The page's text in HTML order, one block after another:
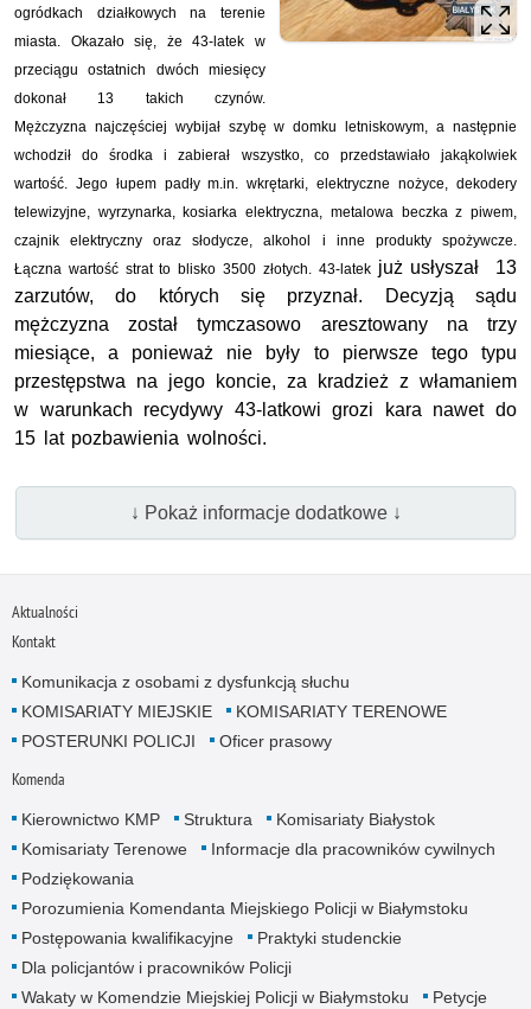
ogródkach działkowych na terenie
miasta. Okazało się, że 43-latek w
przeciągu ostatnich dwóch miesięcy
dokonał 13 takich czynów.
Mężczyzna najczęściej wybijał szybę w domku letniskowym, a następnie
wchodził do środka i zabierał wszystko, co przedstawiało jakąkolwiek
wartość. Jego łupem padły m.in. wkrętarki, elektryczne nożyce, dekodery
telewizyjne, wyrzynarka, kosiarka elektryczna, metalowa beczka z piwem,
czajnik elektryczny oraz słodycze, alkohol i inne produkty spożywcze.
Łączna wartość strat to blisko 3500 złotych. 43-latek już usłyszał 13
zarzutów, do których się przyznał. Decyzją sądu
mężczyzna został tymczasowo aresztowany na trzy
miesiące, a ponieważ nie były to pierwsze tego typu
przestępstwa na jego koncie, za kradzież z włamaniem
w warunkach recydywy 43-latkowi grozi kara nawet do
15 lat pozbawienia wolności.
↓ Pokaż informacje dodatkowe ↓
Aktualności
Kontakt
Komunikacja z osobami z dysfunkcją słuchu
KOMISARIATY MIEJSKIE
KOMISARIATY TERENOWE
POSTERUNKI POLICJI
Oficer prasowy
Komenda
Kierownictwo KMP Struktura
Komisariaty Białystok
Komisariaty Terenowe
Informacje dla pracowników cywilnych
Podziękowania
Porozumienia Komendanta Miejskiego Policji w Białymstoku
Postępowania kwalifikacyjne
Praktyki studenckie
Dla policjantów i pracowników Policji
Wakaty w Komendzie Miejskiej Policji w Białymstoku
Petycje